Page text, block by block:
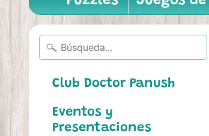
Club Doctor Panush
Eventos y
Presentaciones